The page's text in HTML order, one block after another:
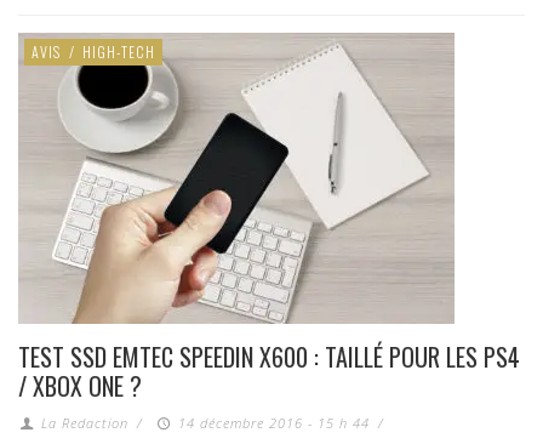
AVIS / HIGH-TECH
TEST SSD EMTEC SPEEDIN X600 : TAILLÉ POUR LES PS4
/ XBOX ONE ?
La Redaction / 14 décembre 2016 - 15 h 44 /